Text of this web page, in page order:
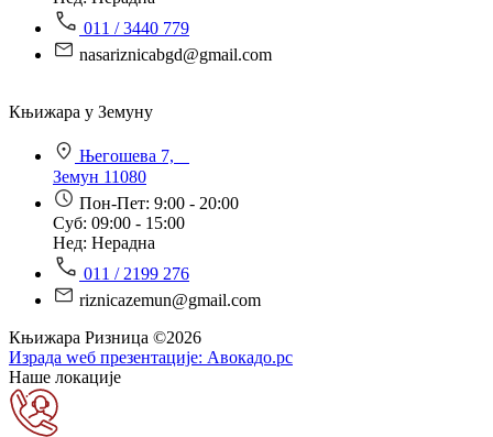
011 / 3440 779
nasariznicabgd@gmail.com
Књижара у Земуну
Његошева 7,
Земун 11080
Пон-Пет: 9:00 - 20:00
Суб: 09:00 - 15:00
Нед: Нерадна
011 / 2199 276
riznicazemun@gmail.com
Књижара Ризница ©️2026
Израда wеб презентације: Авокадо.рс
Наше локације